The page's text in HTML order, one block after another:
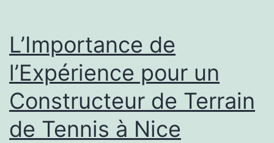
L’Importance de
l’Expérience pour un
Constructeur de Terrain
de Tennis à Nice